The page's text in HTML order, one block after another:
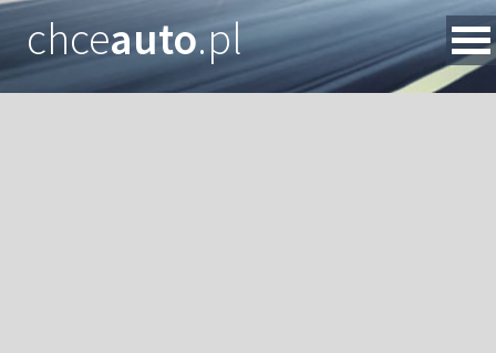
chceauto.pl